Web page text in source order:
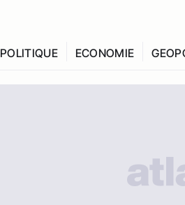
POLITIQUE ECONOMIE